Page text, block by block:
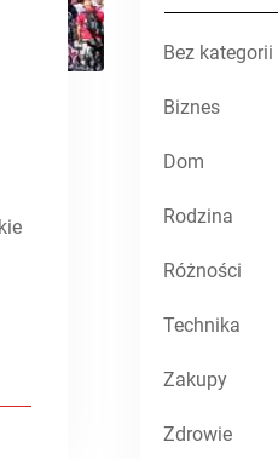
Bez kategorii
Biznes
Dom
Rodzina
Różności
Technika
Zakupy
Zdrowie